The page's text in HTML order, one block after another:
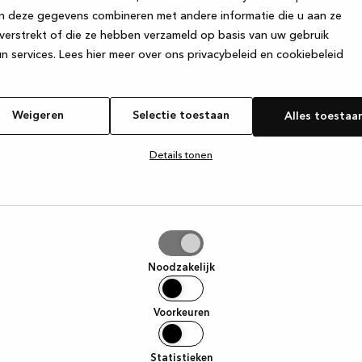
deze gegevens combineren met andere informatie die u aan ze
of die ze hebben verzameld op basis van uw gebruik
services. Lees hier meer over ons privacybeleid en cookiebeleid
Weigeren Selectie toestaan Alles
Details tonen
Noodzakelijk
Voorkeuren
Statistieken
has occurred while loadingwww.kvik.nl (see the